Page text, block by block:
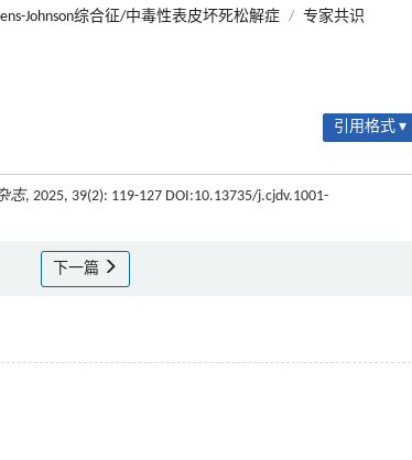
Johnson综合征/中毒性表皮坏死松解症 / 专家共识
引用格式 ▾
志, 2025, 39(2): 119-127 DOI:10.13735/j.cjdv.1001-
下一篇